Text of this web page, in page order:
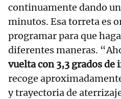
continuamente dando
minutos. Esa torreta es
programar para que
diferentes maneras.
vuelta con 3,3 grados de
recoge
y trayectoria de